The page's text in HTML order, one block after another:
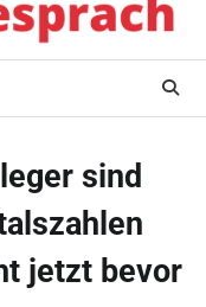
sind
jetzt bevor